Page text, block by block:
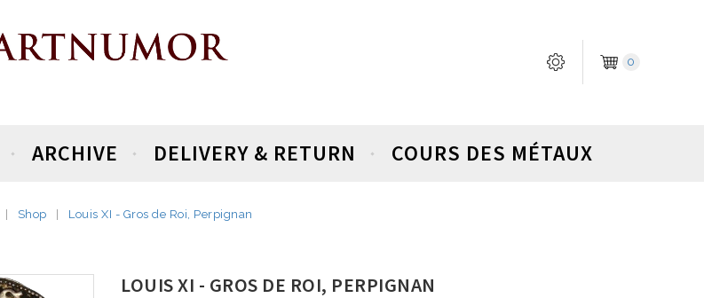
0
ARCHIVE DELIVERY & RETURN COURS DES MÉTAUX
Shop Louis XI - Gros de Roi, Perpignan
LOUIS XI - GROS DE ROI, PERPIGNAN